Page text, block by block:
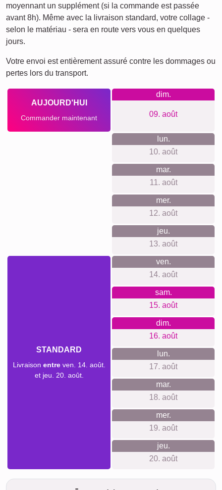
Chiens
XXL
Deuil pour animaux de
compagnie
Ce que nous défendons
Nous croyons en une expérience d'achat stress-free.
Aucune création de compte nécessaire, aucune donnée
suivie. Tous les coûts sont transparents. Chaque achat
inclut les accroches murales nécessaires, garantissant un
service complet et sans surprise.
Quelque chose pour chaque